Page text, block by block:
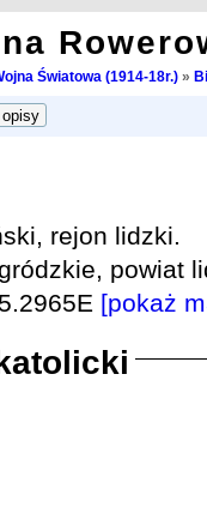
Światowa (1914-18r.)»
rejon lidzki.
powiat
[pokaż